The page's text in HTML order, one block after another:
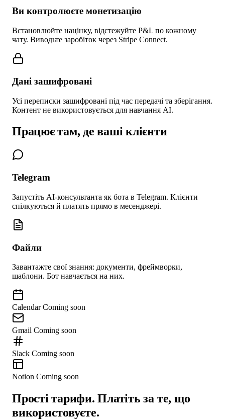
Ви контролюєте монетизацію
Встановлюйте націнку, відстежуйте P&L по кожному
чату. Виводьте заробіток через Stripe Connect.
Дані зашифровані
Усі переписки зашифровані під час передачі та зберігання.
Контент не використовується для навчання AI.
Працює там, де ваші клієнти
Telegram
Запустіть AI-консультанта як бота в Telegram. Клієнти
спілкуються й платять прямо в месенджері.
Файли
Завантажте свої знання: документи, фреймворки,
шаблони. Бот навчається на них.
Calendar Coming soon
Gmail Coming soon
Slack Coming soon
Notion Coming soon
Прості тарифи. Платіть за те, що
використовуєте.